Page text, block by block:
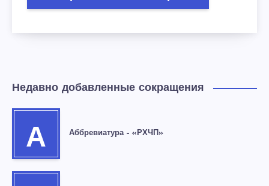
Недавно добавленные сокращения
А Аббревиатура – «РХЧП»